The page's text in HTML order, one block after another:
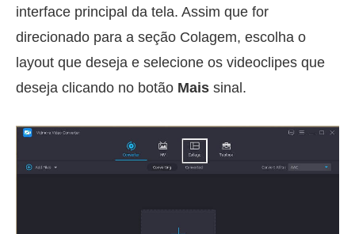
interface principal da tela. Assim que for
direcionado para a seção Colagem, escolha o
layout que deseja e selecione os videoclipes que
deseja clicando no botão Mais sinal.